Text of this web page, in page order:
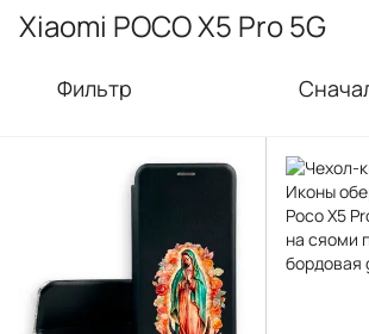
Xiaomi POCO X5 Pro 5G
Фильтр